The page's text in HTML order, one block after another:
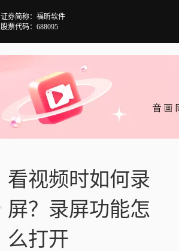
证券简称：福昕软件
股票代码：688095
看视频时如何录
屏？录屏功能怎
么打开